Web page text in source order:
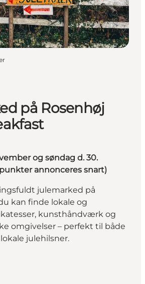
på Rosenhøj
og søndag d. 30.
annonceres snart)
julemarked på
kan finde lokale og
kunsthåndværk og
omgivelser – perfekt til både
julehilsner.